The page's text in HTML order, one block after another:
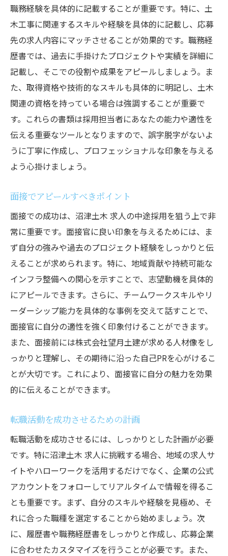
職務経験を具体的に記載することが重要です。特に、土
木工事に関連するスキルや経験を具体的に記載し、応募
先の求人内容にマッチさせることが効果的です。職務経
歴書では、過去に手掛けたプロジェクトや実績を詳細に
記載し、そこでの役割や成果をアピールしましょう。ま
た、取得資格や技術的なスキルも具体的に明記し、土木
関連の資格を持っている場合は強調することが重要で
す。これらの書類は採用担当者にあなたの能力や適性を
伝える重要なツールとなりますので、誤字脱字がないよ
うに丁寧に作成し、プロフェッショナルな印象を与える
よう心掛けましょう。
面接でアピールすべきポイント
面接での成功は、沼津土木 求人の中途採用を狙う上で非
常に重要です。面接官に良い印象を与えるためには、ま
ず自分の強みや過去のプロジェクト経験をしっかりと伝
えることが求められます。特に、地域貢献や持続可能な
インフラ整備への関心を示すことで、志望動機を具体的
にアピールできます。さらに、チームワークスキルやリ
ーダーシップ能力を具体的な事例を交えて話すことで、
面接官に自分の適性を強く印象付けることができます。
また、面接前には株式会社望月土建が求める人材像をし
っかりと理解し、その期待に沿った自己PRを心がけるこ
とが大切です。これにより、面接官に自分の魅力を効果
的に伝えることができます。
転職活動を成功させるための計画
転職活動を成功させるには、しっかりとした計画が必要
です。特に沼津土木 求人に挑戦する場合、地域の求人サ
イトやハローワークを活用するだけでなく、企業の公式
アカウントをフォローしてリアルタイムで情報を得るこ
とも重要です。まず、自分のスキルや経験を見極め、そ
れに合った職種を選定することから始めましょう。次
に、履歴書や職務経歴書をしっかりと作成し、応募企業
に合わせたカスタマイズを行うことが必要です。また、